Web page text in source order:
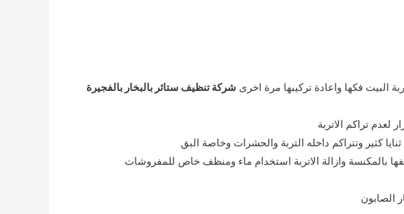
فكها واعادة تركيبها مرة اخرى شركة تنظيف ستائر بالبخار بالفجيرة
تراكم الاتربة
كثير وتتراكم داخله التربة والحشرات وخاصة البق
بالمكنسة وازالة الاتربة استخدام ماء ومنظف خاص للمفروشات
الصابون